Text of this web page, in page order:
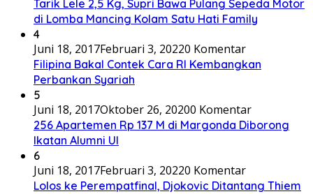
Tarik Lele 2,5 Kg, Supri Bawa Pulang Sepeda Motor
di Lomba Mancing Kolam Satu Hati Family
4
Juni 18, 2017Februari 3, 20220 Komentar
Filipina Bakal Contek Cara RI Kembangkan
Perbankan Syariah
5
Juni 18, 2017Oktober 26, 20200 Komentar
256 Apartemen Rp 137 M di Margonda Diborong
Ikatan Alumni UI
6
Juni 18, 2017Februari 3, 20220 Komentar
Lolos ke Perempatfinal, Djokovic Ditantang Thiem